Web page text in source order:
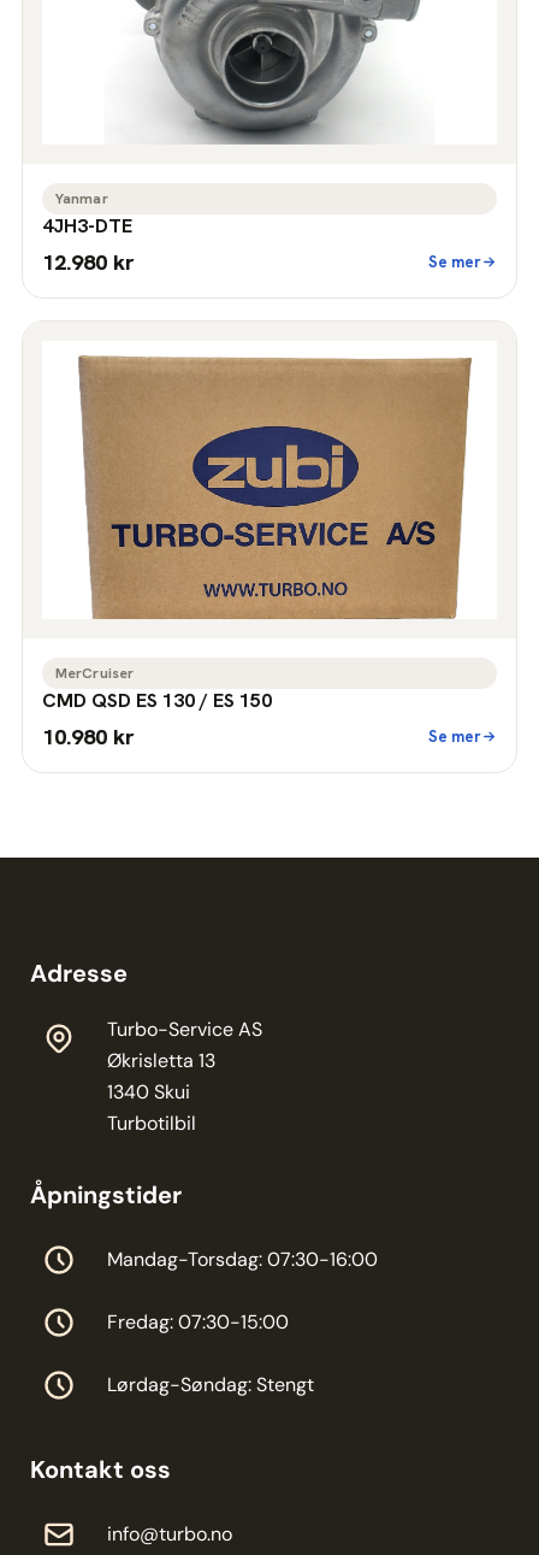
Yanmar
4JH3-DTE
12.980 kr Se mer
MerCruiser
CMD QSD ES 130 / ES 150
10.980 kr Se mer
Adresse
Turbo-Service AS
Økrisletta 13
1340 Skui
Turbotilbil
Åpningstider
Mandag-Torsdag: 07:30-16:00
Fredag: 07:30-15:00
Lørdag-Søndag: Stengt
Kontakt oss
info@turbo.no